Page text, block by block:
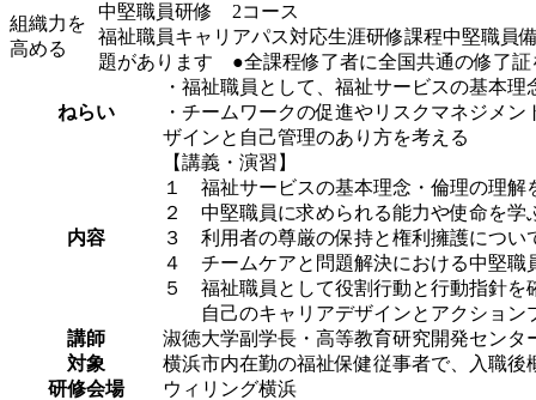
組織力を
高める
中堅職員研修 2コース
福祉職員キャリアパス対応生涯研修課程中堅職員
題があります ●全課程修了者に全国共通の修了証
ねらい
・福祉職員として、福祉サービスの基本
・チームワークの促進やリスクマネジメ
ザインと自己管理のあり方を考える
内容
【講義・演習】
１ 福祉サービスの基本理念・倫理の理解
２ 中堅職員に求められる能力や使命を学
３ 利用者の尊厳の保持と権利擁護につい
４ チームケアと問題解決における中堅職
５ 福祉職員として役割行動と行動指針を
自己のキャリアデザインとアクション
講師
淑徳大学副学長・高等教育研究開発セン
対象
横浜市内在勤の福祉保健従事者で、入職
研修会場
ウィリング横浜